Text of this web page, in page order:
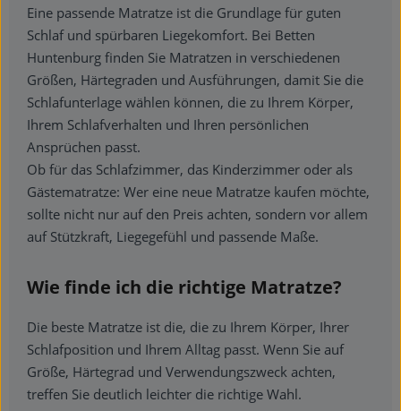
Eine passende Matratze ist die Grundlage für guten
Schlaf und spürbaren Liegekomfort. Bei Betten
Huntenburg finden Sie Matratzen in verschiedenen
Größen, Härtegraden und Ausführungen, damit Sie die
Schlafunterlage wählen können, die zu Ihrem Körper,
Ihrem Schlafverhalten und Ihren persönlichen
Ansprüchen passt.
Ob für das Schlafzimmer, das Kinderzimmer oder als
Gästematratze: Wer eine neue Matratze kaufen möchte,
sollte nicht nur auf den Preis achten, sondern vor allem
auf Stützkraft, Liegegefühl und passende Maße.
Wie finde ich die richtige Matratze?
Die beste Matratze ist die, die zu Ihrem Körper, Ihrer
Schlafposition und Ihrem Alltag passt. Wenn Sie auf
Größe, Härtegrad und Verwendungszweck achten,
treffen Sie deutlich leichter die richtige Wahl.